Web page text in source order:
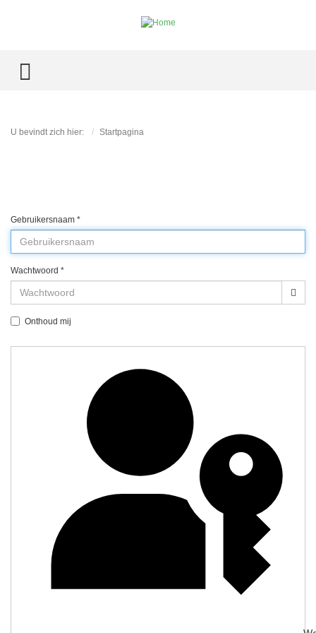
TOGGLE MENU
U bevindt zich hier: Startpagina
Gebruikersnaam *
Wachtwoord *
Onthoud mij